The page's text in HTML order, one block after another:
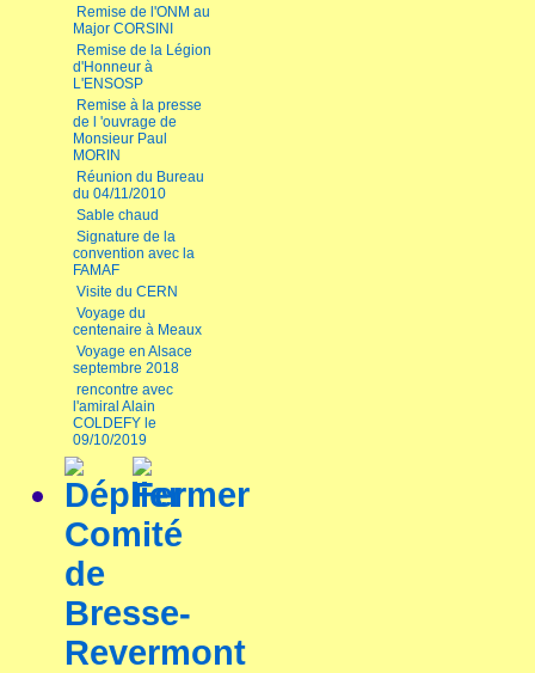
Remise de l'ONM au
Major CORSINI
Remise de la Légion
d'Honneur à
L'ENSOSP
Remise à la presse
de l 'ouvrage de
Monsieur Paul
MORIN
Réunion du Bureau
du 04/11/2010
Sable chaud
Signature de la
convention avec la
FAMAF
Visite du CERN
Voyage du
centenaire à Meaux
Voyage en Alsace
septembre 2018
rencontre avec
l'amiral Alain
COLDEFY le
09/10/2019
Comité
de
Bresse-
Revermont